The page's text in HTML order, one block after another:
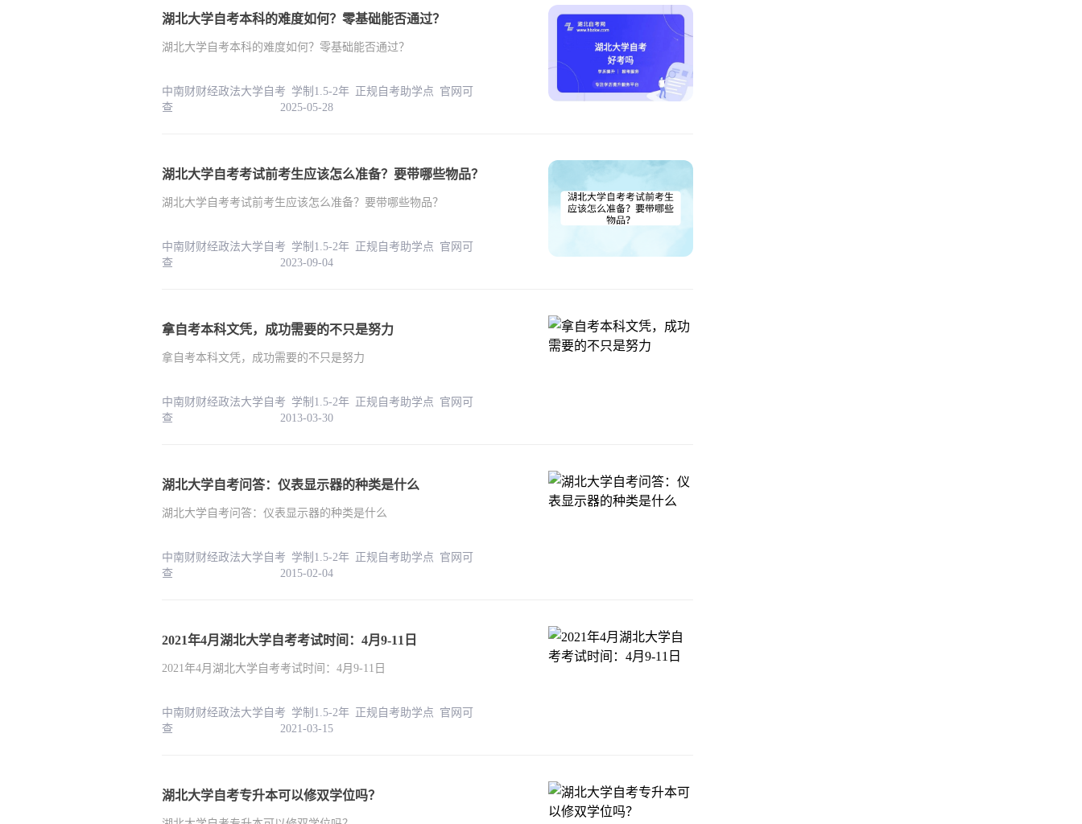
湖北大学自考本科的难度如何？零基础能否通过？
湖北大学自考本科的难度如何？零基础能否通过？
中南财财经政法大学自考 学制1.5-2年 正规自考助学点 官网可
查 2025-05-28
湖北大学自考考试前考生应该怎么准备？要带哪些物品？
湖北大学自考考试前考生应该怎么准备？要带哪些物品？
中南财财经政法大学自考 学制1.5-2年 正规自考助学点 官网可
查 2023-09-04
拿自考本科文凭，成功需要的不只是努力
拿自考本科文凭，成功需要的不只是努力
中南财财经政法大学自考 学制1.5-2年 正规自考助学点 官网可
查 2013-03-30
湖北大学自考问答：仪表显示器的种类是什么
湖北大学自考问答：仪表显示器的种类是什么
中南财财经政法大学自考 学制1.5-2年 正规自考助学点 官网可
查 2015-02-04
2021年4月湖北大学自考考试时间：4月9-11日
2021年4月湖北大学自考考试时间：4月9-11日
中南财财经政法大学自考 学制1.5-2年 正规自考助学点 官网可
查 2021-03-15
湖北大学自考专升本可以修双学位吗？